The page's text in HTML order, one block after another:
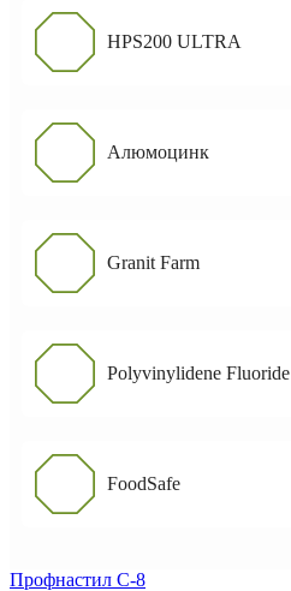
HPS200 ULTRA
Алюмоцинк
Granit Farm
Polyvinylidene Fluoride
FoodSafe
Профнастил С-8